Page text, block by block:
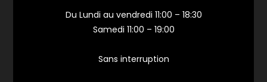
Du Lundi au vendredi 11:00 – 18:30
Samedi 11:00 – 19:00
Sans interruption